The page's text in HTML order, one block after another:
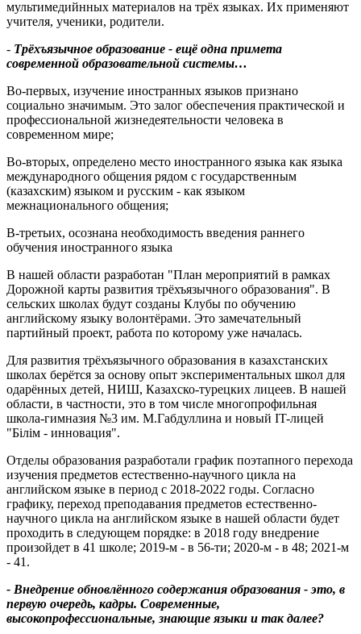
мультимедийнных материалов на трёх языках. Их применяют
учителя, ученики, родители.
- Трёхъязычное образование - ещё одна примета
современной образовательной системы…
Во-первых, изучение иностранных языков признано
социально значимым. Это залог обеспечения практической и
профессиональной жизнедеятельности человека в
современном мире;
Во-вторых, определено место иностранного языка как языка
международного общения рядом с государственным
(казахским) языком и русским - как языком
межнационального общения;
В-третьих, осознана необходимость введения раннего
обучения иностранного языка
В нашей области разработан "План мероприятий в рамках
Дорожной карты развития трёхъязычного образования". В
сельских школах будут созданы Клубы по обучению
английскому языку волонтёрами. Это замечательный
партийный проект, работа по которому уже началась.
Для развития трёхъязычного образования в казахстанских
школах берётся за основу опыт экспериментальных школ для
одарённых детей, НИШ, Казахско-турецких лицеев. В нашей
области, в частности, это в том числе многопрофильная
школа-гимназия №3 им. М.Габдуллина и новый IT-лицей
"Білім - инновация".
Отделы образования разработали график поэтапного перехода
изучения предметов естественно-научного цикла на
английском языке в период с 2018-2022 годы. Согласно
графику, переход преподавания предметов естественно-
научного цикла на английском языке в нашей области будет
проходить в следующем порядке: в 2018 году внедрение
произойдет в 41 школе; 2019-м - в 56-ти; 2020-м - в 48; 2021-м
- 41.
- Внедрение обновлённого содержания образования - это, в
первую очередь, кадры. Современные,
высокопрофессиональные, знающие языки и так далее?